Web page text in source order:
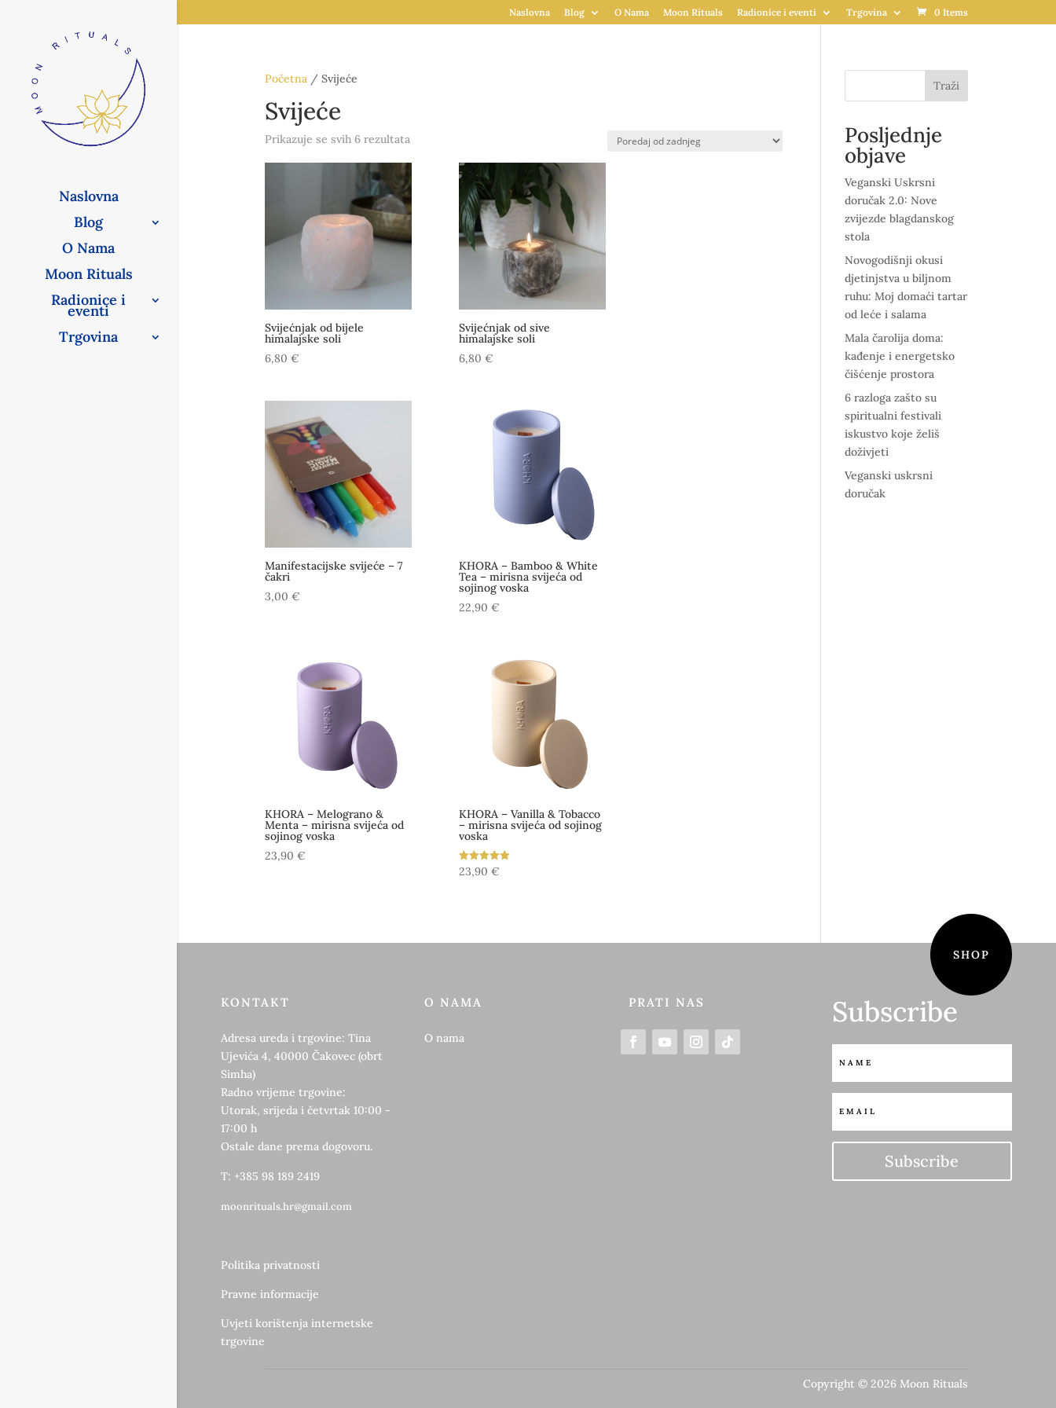
Naslovna Blog O Nama Moon Rituals Radionice i eventi Trgovina 0 Items
Naslovna
Blog
O Nama
Moon Rituals
Radionice i
eventi
Trgovina
Početna/ Svijeće
Svijeće
Prikazuje se svih 6 rezultataPoredano
najnovijem
Svijećnjak od bijele
himalajske soli
6,80 €
Svijećnjak od sive
himalajske soli
6,80 €
Manifestacijske svijeće – 7
čakri
3,00 €
KHORA – Bamboo & White
Tea – mirisna svijeća od
sojinog voska
22,90 €
KHORA – Melograno &
Menta – mirisna svijeća od
sojinog voska
23,90 €
KHORA – Vanilla & Tobacco
– mirisna svijeća od sojinog
voska
Ocijenjeno
5.00
23,90 €
Traži
Posljednje
objave
Veganski Uskrsni
doručak 2.0: Nove
zvijezde blagdanskog
stola
Novogodišnji okusi
djetinjstva u biljnom
ruhu: Moj domaći tartar
od leće i salama
Mala čarolija doma:
kađenje i energetsko
čišćenje prostora
6 razloga zašto su
spiritualni festivali
iskustvo koje želiš
doživjeti
Veganski uskrsni
doručak
KONTAKT
Adresa ureda i trgovine: Tina
Ujevića 4, 40000 Čakovec (obrt
Simha)
Radno vrijeme trgovine:
Utorak, srijeda i četvrtak 10:00 -
17:00 h
Ostale dane prema dogovoru.
T: +385 98 189 2419
moonrituals.hr@gmail.com
Politika privatnosti
Pravne informacije
Uvjeti korištenja internetske
trgovine
O NAMA
O nama
PRATI NAS
SHOP
Subscribe
Subscribe
Copyright © 2026 Moon Rituals